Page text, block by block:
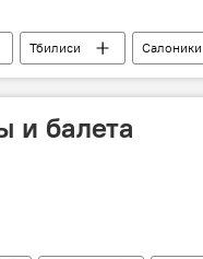
Тбилиси Салоники
и балета